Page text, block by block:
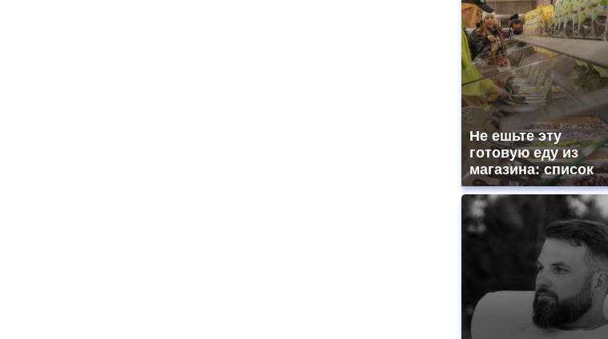
Не ешьте эту
готовую еду из
магазина: список